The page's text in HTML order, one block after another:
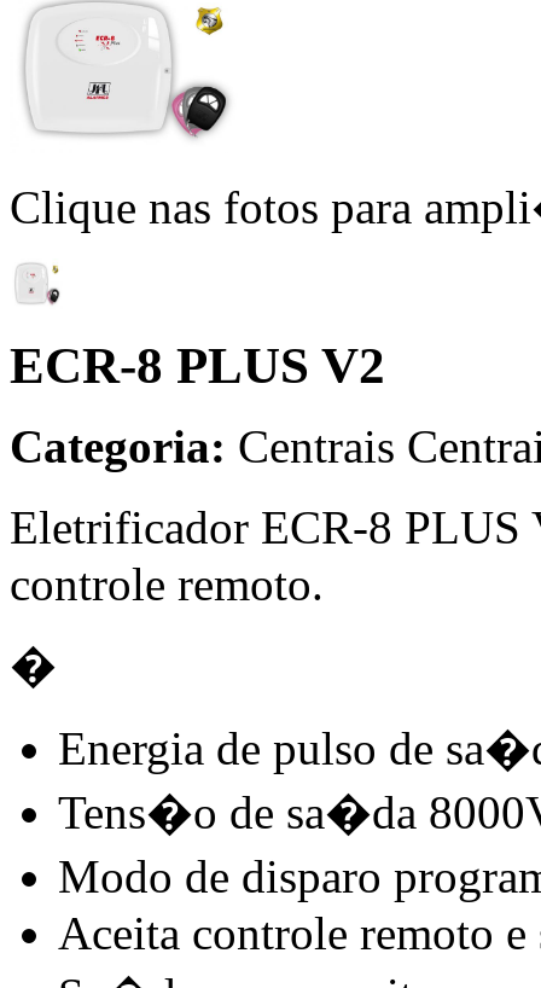
Clique nas fotos para
ECR-8 PLUS V2
Categoria: Centrais
Eletrificador ECR-8 PLUS
controle remoto.
�
Energia de pulso de
Tens�o de sa�da
Modo de disparo
Aceita controle remoto